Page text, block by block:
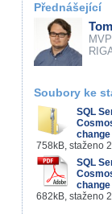
Přednášející
MVP
Soubory ke
SQL
change
758kB, staženo
SQL
682kB, staženo